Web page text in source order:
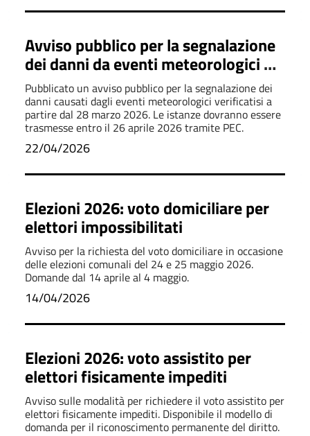
Avviso pubblico per la segnalazione
dei danni da eventi meteorologici –
Marzo 2026
Pubblicato un avviso pubblico per la segnalazione dei
danni causati dagli eventi meteorologici verificatisi a
partire dal 28 marzo 2026. Le istanze dovranno essere
trasmesse entro il 26 aprile 2026 tramite PEC.
22/04/2026
Elezioni 2026: voto domiciliare per
elettori impossibilitati
Avviso per la richiesta del voto domiciliare in occasione
delle elezioni comunali del 24 e 25 maggio 2026.
Domande dal 14 aprile al 4 maggio.
14/04/2026
Elezioni 2026: voto assistito per
elettori fisicamente impediti
Avviso sulle modalità per richiedere il voto assistito per
elettori fisicamente impediti. Disponibile il modello di
domanda per il riconoscimento permanente del diritto.